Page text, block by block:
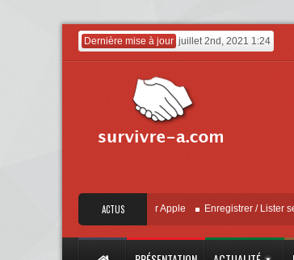
Dernière mise à jour juillet 2nd, 2021 1:24
ACTUS
« Localiser » – Mise à jour Apple Enregistrer / Lister ses